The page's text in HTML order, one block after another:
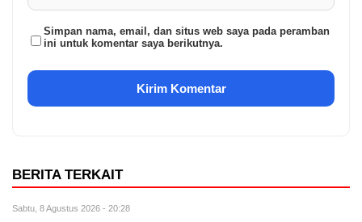
Simpan nama, email, dan situs web saya pada peramban
ini untuk komentar saya berikutnya.
BERITA TERKAIT
Sabtu, 8 Agustus 2026 - 20:28